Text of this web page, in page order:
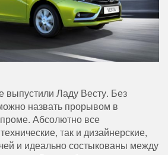
выпустили Ладу Весту. Без
назвать прорывом в
Абсолютно все
так и дизайнерские,
и идеально состыкованы между